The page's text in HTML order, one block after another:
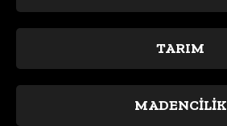
TARIM
MADENCİLİK